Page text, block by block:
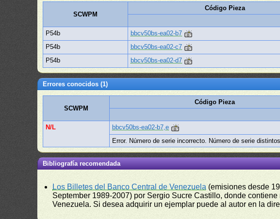
SCWPM
Código Pieza
P54b
bbcv50bs-ea02-b7
P54b
bbcv50bs-ea02-c7
P54b
bbcv50bs-ea02-d7
Errores conocidos (1)
SCWPM
Código Pieza
N/L
bbcv50bs-ea02-b7,e
Error. Número de serie incorrecto. Número de serie
Bibliografía recomendada
Los Billetes del Banco Central de Venezuela (emisiones desde
September 1989-2007) por Sergio Sucre Castillo, donde
Venezuela. Si desea adquirir un ejemplar puede al autor en la